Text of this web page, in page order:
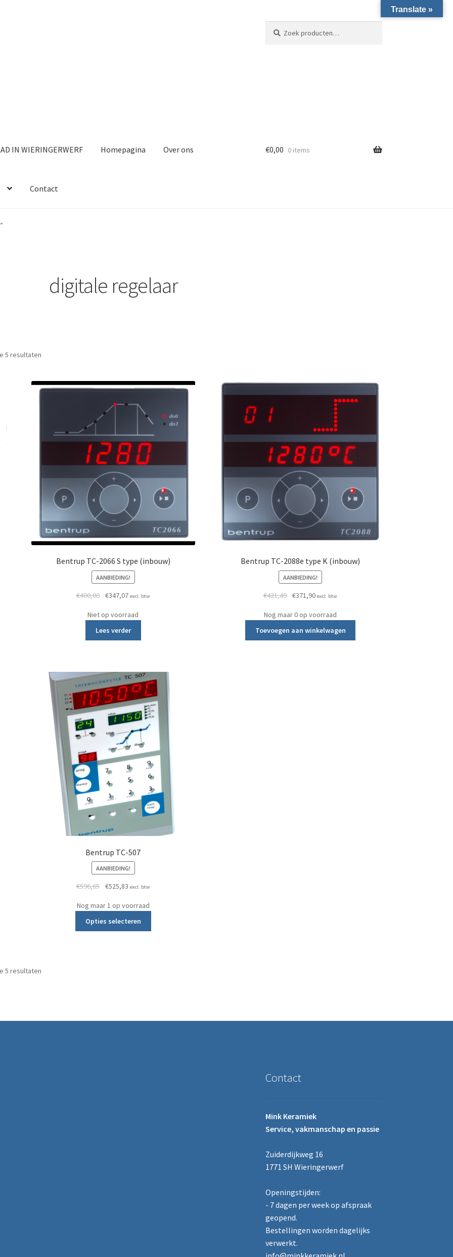
IN WIERINGERWERF Homepagina Over ons
Contact
€0,00 0 items
digitale regelaar
5 resultaten
Bentrup TC-2066 S type (inbouw)
AANBIEDING!
€400,00 Oorspronkelijke prijs was: €400,00.
€347,07Huidige prijs is: €347,07.
excl. btw
Niet op voorraad
Lees verder
Bentrup TC-2088e type K (inbouw)
AANBIEDING!
€421,49 Oorspronkelijke prijs was: €421,49.
€371,90Huidige prijs is: €371,90.
excl. btw
Nog maar 0 op voorraad
Toevoegen aan winkelwagen
Bentrup TC-507
AANBIEDING!
€596,65 Oorspronkelijke prijs was: €596,65.
€525,83 Huidige prijs is: €525,83.
excl. btw
Nog maar 1 op voorraad
Opties selecteren
5 resultaten
Contact
Mink Keramiek
Service, vakmanschap en passie
Zuiderdijkweg 16
1771 SH Wieringerwerf
Openingstijden:
- 7 dagen per week op afspraak
geopend.
Bestellingen worden dagelijks
verwerkt.
Translate »